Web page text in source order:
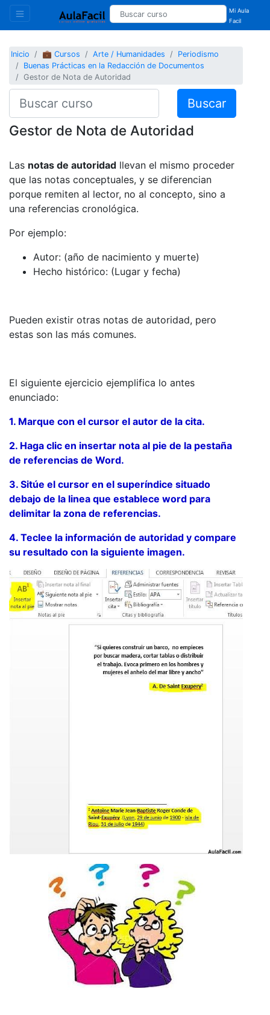
Mi Aula
Facil
Inicio 💼 Cursos Arte / Humanidades
Periodismo
Buenas Prácticas en la Redacción de Documentos
Gestor de Nota de Autoridad
Buscar
Gestor de Nota de Autoridad
Las notas de autoridad llevan el mismo proceder
que las notas conceptuales, y se diferencian
porque remiten al lector, no al concepto, sino a
una referencias cronológica.
Por ejemplo:
Autor: (año de nacimiento y muerte)
Hecho histórico: (Lugar y fecha)
Pueden existir otras notas de autoridad, pero
estas son las más comunes.
El siguiente ejercicio ejemplifica lo antes
enunciado:
1. Marque con el cursor el autor de la cita.
2. Haga clic en insertar nota al pie de la pestaña
de referencias de Word.
3. Sitúe el cursor en el superíndice situado
debajo de la linea que establece word para
delimitar la zona de referencias.
4. Teclee la información de autoridad y compare
su resultado con la siguiente imagen.